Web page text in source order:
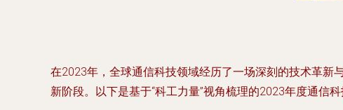
在2023年，全球通信科技领域经历了一场深刻的技术革新
新阶段。以下是基于“科工力量”视角梳理的2023年度通信